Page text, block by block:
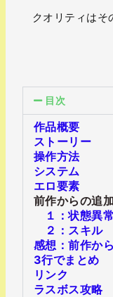
クオリティは
目次
作品概要
ストーリー
操作方法
システム
エロ要素
前作からの追
１：状態異常
２：スキル
感想：前作か
3行でまとめ
リンク
ラスボス攻略